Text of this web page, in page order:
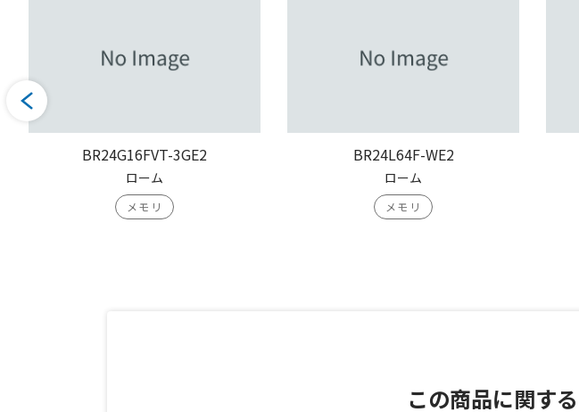
BR24G16FVT-3GE2
ローム
メモリ
BR24L64F-WE2
ローム
メモリ
この商品に関する